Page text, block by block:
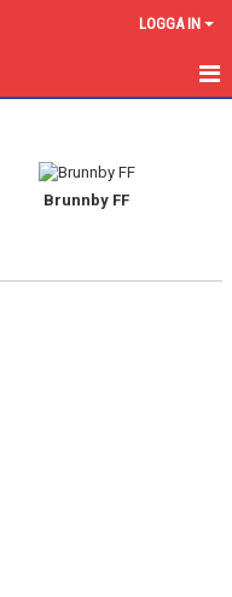
LOGGA IN
Brunnby FF